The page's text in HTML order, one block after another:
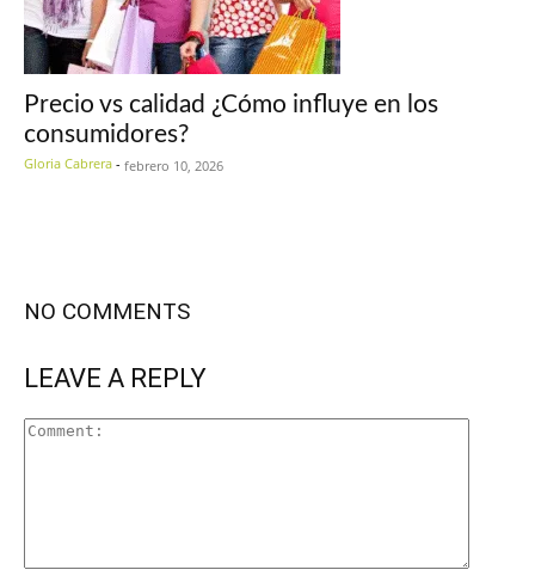
Precio vs calidad ¿Cómo influye en los
consumidores?
Gloria Cabrera - febrero 10, 2026
NO COMMENTS
LEAVE A REPLY